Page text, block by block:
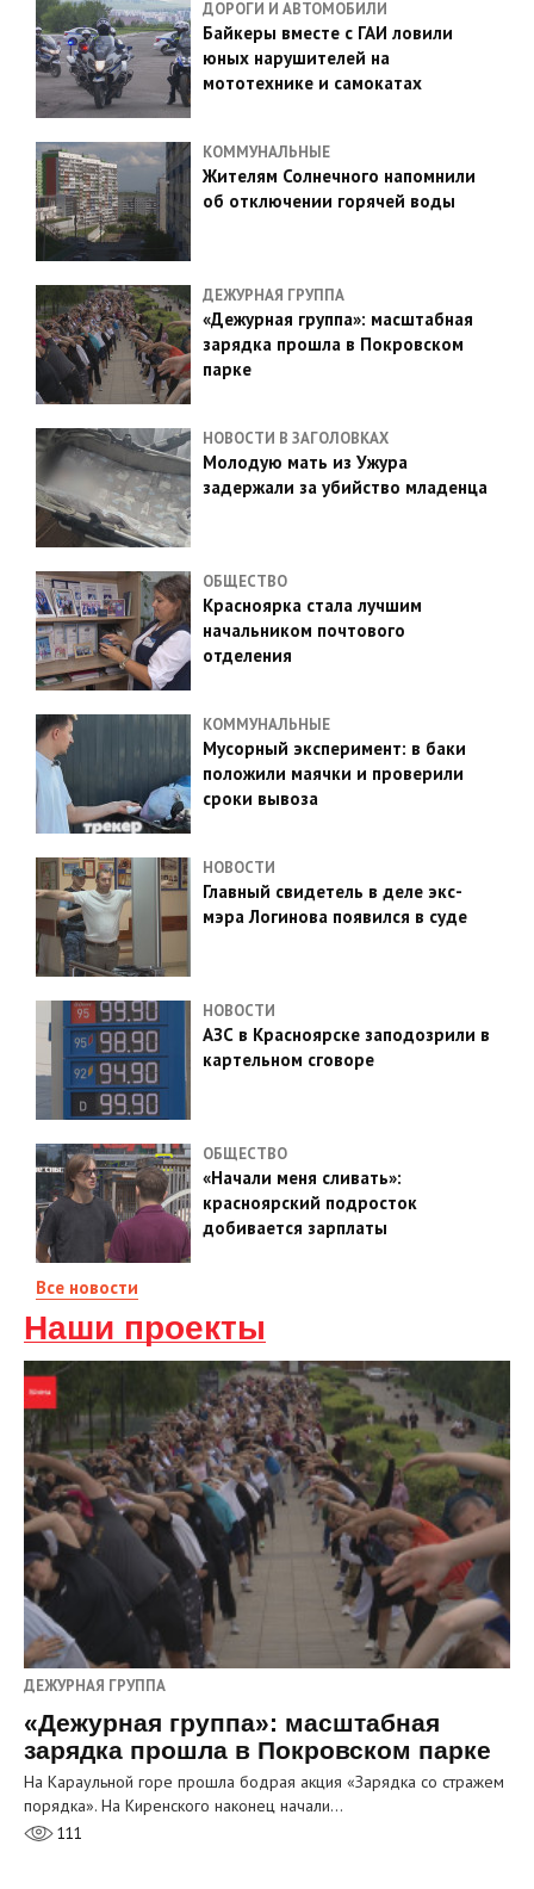
ДОРОГИ И АВТОМОБИЛИ
Байкеры вместе с ГАИ ловили
юных нарушителей на
мототехнике и самокатах
КОММУНАЛЬНЫЕ
Жителям Солнечного напомнили
об отключении горячей воды
ДЕЖУРНАЯ ГРУППА
«Дежурная группа»: масштабная
зарядка прошла в Покровском
парке
НОВОСТИ В ЗАГОЛОВКАХ
Молодую мать из Ужура
задержали за убийство младенца
ОБЩЕСТВО
Красноярка стала лучшим
начальником почтового
отделения
КОММУНАЛЬНЫЕ
Мусорный эксперимент: в баки
положили маячки и проверили
сроки вывоза
НОВОСТИ
Главный свидетель в деле экс-
мэра Логинова появился в суде
НОВОСТИ
АЗС в Красноярске заподозрили в
картельном сговоре
ОБЩЕСТВО
«Начали меня сливать»:
красноярский подросток
добивается зарплаты
Все новости
Наши проекты
ДЕЖУРНАЯ ГРУППА
«Дежурная группа»: масштабная
зарядка прошла в Покровском парке
На Караульной горе прошла бодрая акция «Зарядка со стражем
порядка». На Киренского наконец начали…
111